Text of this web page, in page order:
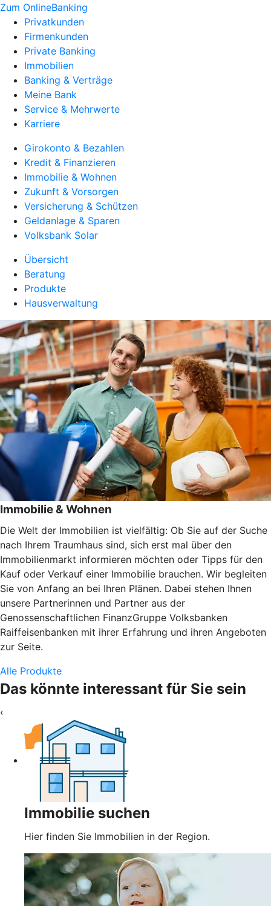
Zum OnlineBanking
Privatkunden
Firmenkunden
Private Banking
Immobilien
Banking & Verträge
Meine Bank
Service & Mehrwerte
Karriere
Girokonto & Bezahlen
Kredit & Finanzieren
Immobilie & Wohnen
Zukunft & Vorsorgen
Versicherung & Schützen
Geldanlage & Sparen
Volksbank Solar
Übersicht
Beratung
Produkte
Hausverwaltung
Immobilie & Wohnen
Die Welt der Immobilien ist vielfältig: Ob Sie auf der Suche
nach Ihrem Traumhaus sind, sich erst mal über den
Immobilienmarkt informieren möchten oder Tipps für den
Kauf oder Verkauf einer Immobilie brauchen. Wir begleiten
Sie von Anfang an bei Ihren Plänen. Dabei stehen Ihnen
unsere Partnerinnen und Partner aus der
Genossenschaftlichen FinanzGruppe Volksbanken
Raiffeisenbanken mit ihrer Erfahrung und ihren Angeboten
zur Seite.
Alle Produkte
Das könnte interessant für Sie sein
‹
Immobilie suchen
Hier finden Sie Immobilien in der Region.